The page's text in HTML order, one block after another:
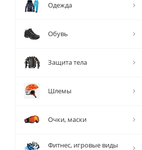
Одежда
Обувь
Защита тела
Шлемы
Очки, маски
Фитнес, игровые виды